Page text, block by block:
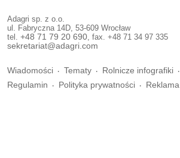
Adagri sp. z o.o.
ul. Fabryczna 14D, 53-609 Wrocław
tel. +48 71 79 20 690 , fax. +48 71 34 97 335
sekretariat@adagri.com
Wiadomości Tematy Rolnicze infografiki
Regulamin
Polityka prywatności Reklama